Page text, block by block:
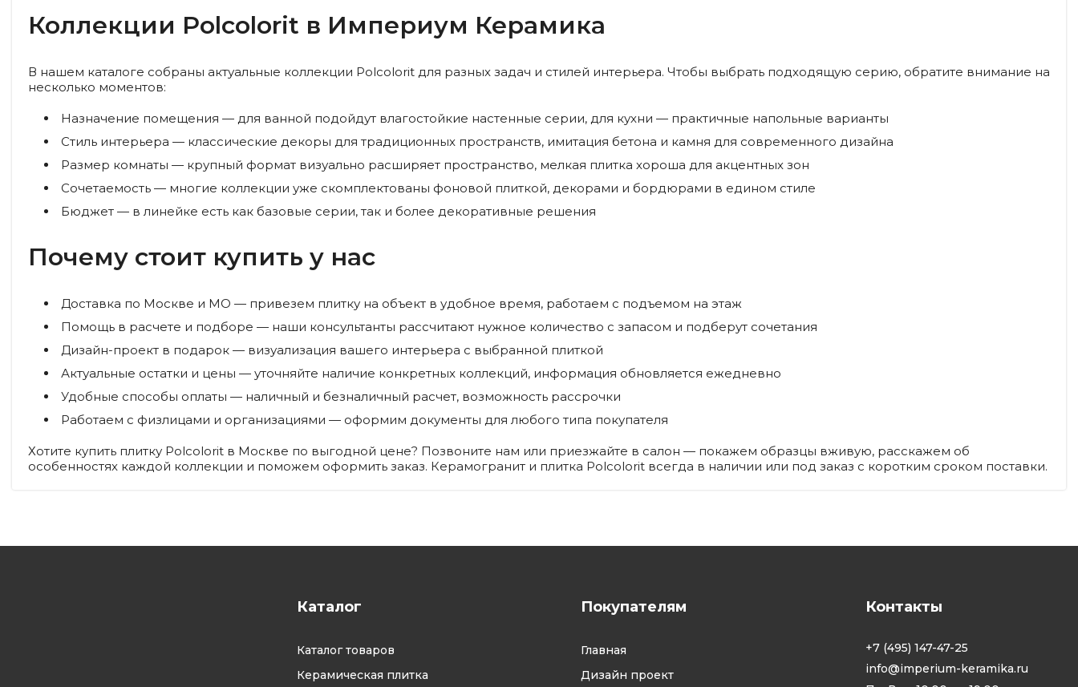
Коллекции Polcolorit в Империум Керамика
В нашем каталоге собраны актуальные коллекции Polcolorit для разных задач и стилей интерьера. Чтобы выбрать подходящую серию, обратите внимание на
несколько моментов:
Назначение помещения — для ванной подойдут влагостойкие настенные серии, для кухни — практичные напольные варианты
Стиль интерьера — классические декоры для традиционных пространств, имитация бетона и камня для современного дизайна
Размер комнаты — крупный формат визуально расширяет пространство, мелкая плитка хороша для акцентных зон
Сочетаемость — многие коллекции уже скомплектованы фоновой плиткой, декорами и бордюрами в едином стиле
Бюджет — в линейке есть как базовые серии, так и более декоративные решения
Почему стоит купить у нас
Доставка по Москве и МО — привезем плитку на объект в удобное время, работаем с подъемом на этаж
Помощь в расчете и подборе — наши консультанты рассчитают нужное количество с запасом и подберут сочетания
Дизайн-проект в подарок — визуализация вашего интерьера с выбранной плиткой
Актуальные остатки и цены — уточняйте наличие конкретных коллекций, информация обновляется ежедневно
Удобные способы оплаты — наличный и безналичный расчет, возможность рассрочки
Работаем с физлицами и организациями — оформим документы для любого типа покупателя
Хотите купить плитку Polcolorit в Москве по выгодной цене? Позвоните нам или приезжайте в салон — покажем образцы вживую, расскажем об
особенностях каждой коллекции и поможем оформить заказ. Керамогранит и плитка Polcolorit всегда в наличии или под заказ с коротким сроком поставки.
Каталог
Каталог товаров
Керамическая плитка
Покупателям
Главная
Дизайн проект
Контакты
+7 (495) 147-47-25
info@imperium-keramika.ru